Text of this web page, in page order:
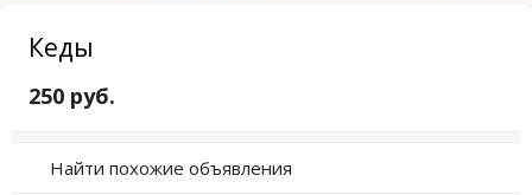
Кеды
250 руб.
Найти похожие объявления